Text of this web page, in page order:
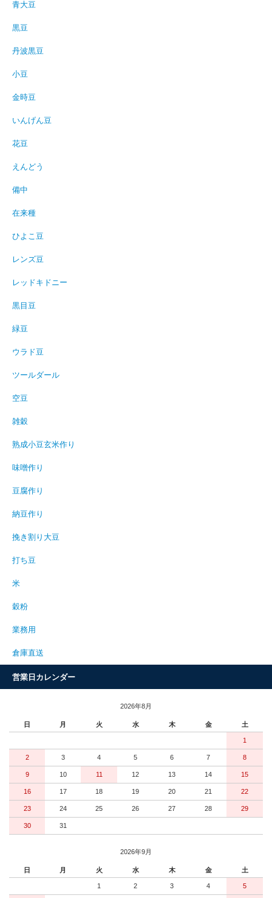
青大豆
黒豆
丹波黒豆
小豆
金時豆
いんげん豆
花豆
えんどう
備中
在来種
ひよこ豆
レンズ豆
レッドキドニー
黒目豆
緑豆
ウラド豆
ツールダール
空豆
雑穀
熟成小豆玄米作り
味噌作り
豆腐作り
納豆作り
挽き割り大豆
打ち豆
米
穀粉
業務用
倉庫直送
営業日カレンダー
2026年8月
日 月 火 水 木 金 土
1
2 3 4 5 6 7 8
9 10 11 12 13 14 15
16 17 18 19 20 21 22
23 24 25 26 27 28 29
30 31
2026年9月
日 月 火 水 木 金 土
1 2 3 4 5